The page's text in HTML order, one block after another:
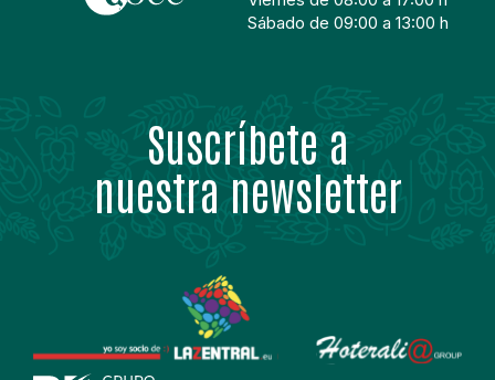
Sábado de 09:00 a 13:00 h
Suscríbete a
nuestra newsletter